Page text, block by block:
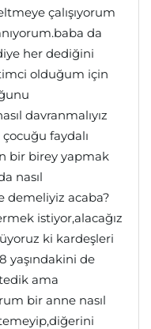
çalışıyorum
da
her dediğini
olduğum için
davranmalıyız
faydalı
bir birey yapmak
nasıl
demeliyiz acaba?
istiyor,alacağız
ki kardeşleri
yaşındakini de
ama
bir anne nasıl